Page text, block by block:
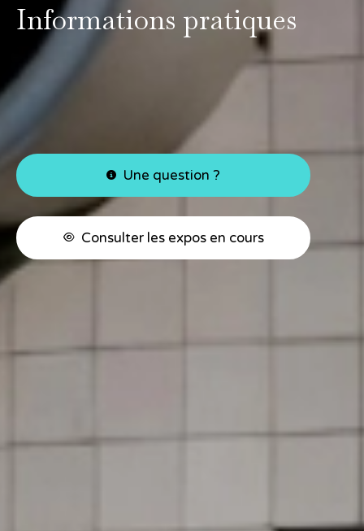
Informations pratiques
Une question ?
Consulter les expos en cours